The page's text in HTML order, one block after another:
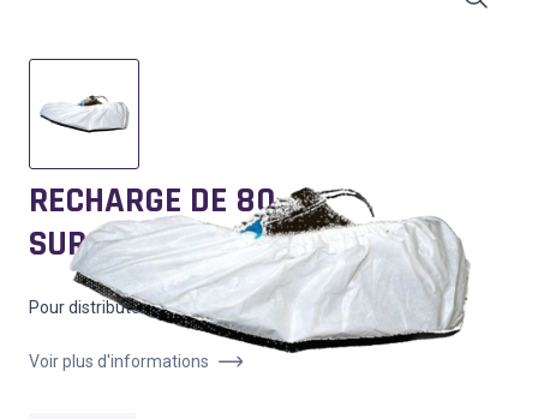
RECHARGE DE 80
SURCHAUSSURES (BLANC)
Pour distributeur de surchaussures ref. HA87-003
Voir plus d'informations